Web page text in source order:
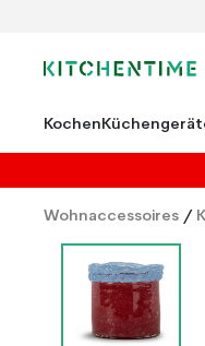
Kochen
Wohnaccessoires /